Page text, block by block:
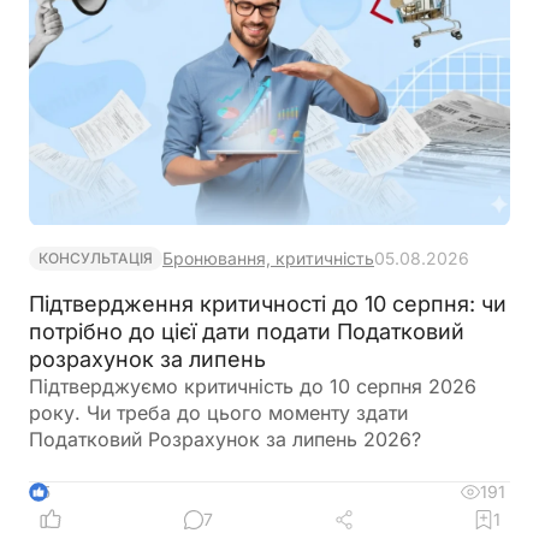
КОНСУЛЬТАЦІЯ Бронювання, критичність05.08.2026
Підтвердження критичності до 10 серпня: чи
потрібно до цієї дати подати Податковий
розрахунок за липень
Підтверджуємо критичність до 10 серпня 2026
року. Чи треба до цього моменту здати
Податковий Розрахунок за липень 2026?
5
191
7
1